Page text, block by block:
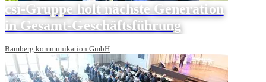
csi-Gruppe holt nächste Generation
in Gesamt-Geschäftsführung
Bamberg kommunikation GmbH